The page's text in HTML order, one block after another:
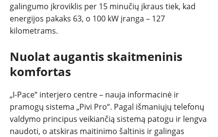
galingumo įkroviklis per 15 minučių įkraus tiek, kad
energijos pakaks 63, o 100 kW įranga – 127
kilometrams.
Nuolat augantis skaitmeninis
komfortas
„I-Pace“ interjero centre – nauja informacinė ir
pramogų sistema „Pivi Pro“. Pagal išmaniųjų telefonų
valdymo principus veikiančią sistemą patogu ir lengva
naudoti, o atskiras maitinimo šaltinis ir galingas